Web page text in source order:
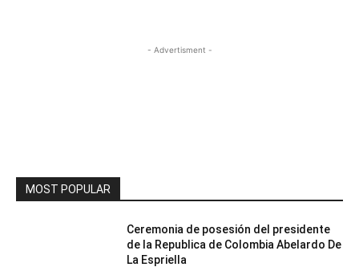
- Advertisment -
MOST POPULAR
Ceremonia de posesión del presidente
de la Republica de Colombia Abelardo De
La Espriella